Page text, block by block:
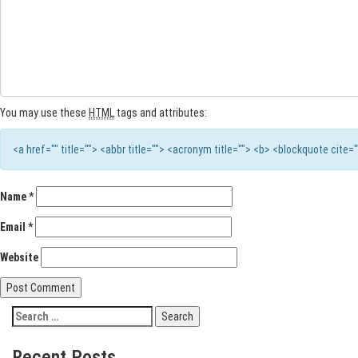
You may use these HTML tags and attributes:
<a href="" title=""> <abbr title=""> <acronym title=""> <b> <blockquote
Name*
Email *
Website